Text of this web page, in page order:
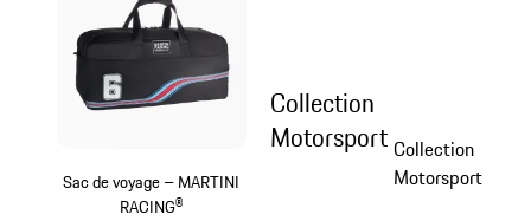
Sac de voyage – MARTINI
RACING®
Collection
Motorsport Collection
Motorsport